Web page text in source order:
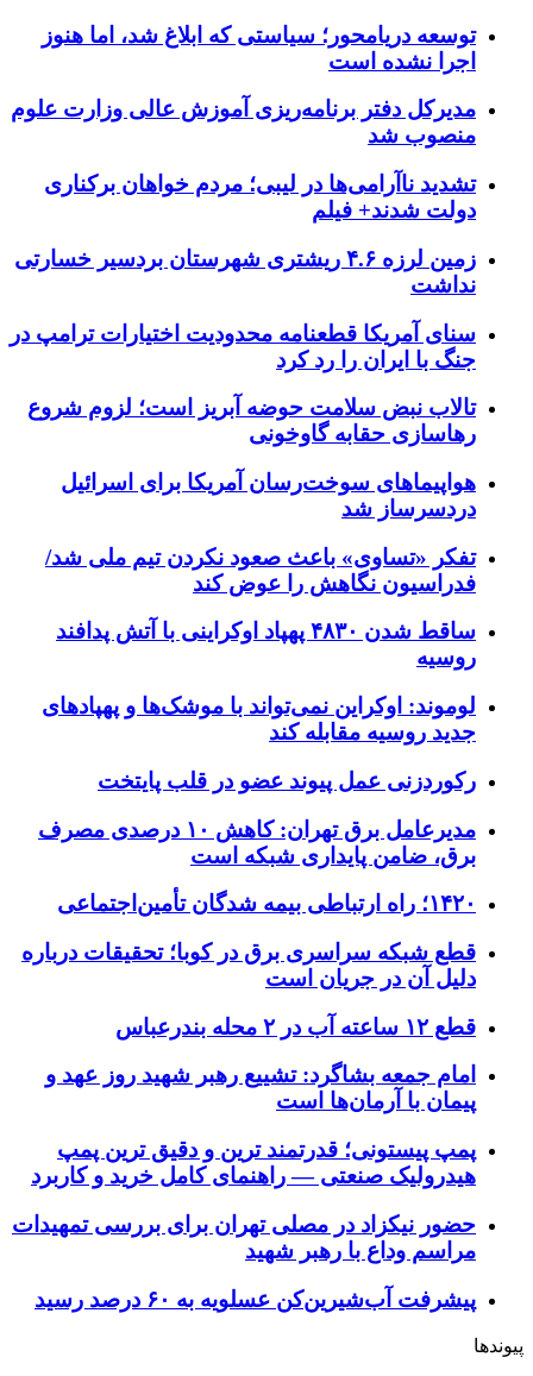
توسعه دریامحور؛ سیاستی که ابلاغ شد، اما هنوز
اجرا نشده است
مدیرکل دفتر برنامه‌ریزی آموزش عالی وزارت علوم
منصوب شد
تشدید ناآرامی‌ها در لیبی؛ مردم خواهان برکناری
دولت شدند+ فیلم
زمین لرزه ۴.۶ ریشتری شهرستان بردسیر خسارتی
نداشت
سنای آمریکا قطعنامه محدودیت اختیارات ترامپ در
جنگ با ایران را رد کرد
تالاب نبض سلامت حوضه آبریز است؛ لزوم شروع
رهاسازی حقابه گاوخونی
هواپیماهای سوخت‌رسان آمریکا برای اسرائیل
دردسرساز شد
تفکر «تساوی» باعث صعود نکردن تیم ملی شد/
فدراسیون نگاهش را عوض کند
ساقط شدن ۴۸۳۰ پهپاد اوکراینی با آتش پدافند
روسیه
لوموند: اوکراین نمی‌تواند با موشک‌ها و پهپادهای
جدید روسیه مقابله کند
رکوردزنی عمل پیوند عضو در قلب پایتخت
مدیرعامل برق تهران: کاهش ۱۰ درصدی مصرف
برق، ضامن پایداری شبکه است
۱۴۲۰؛ راه ارتباطی بیمه شدگان تأمین‌اجتماعی
قطع شبکه سراسری برق در کوبا؛ تحقیقات درباره
دلیل آن در جریان است
قطع ۱۲ ساعته آب در ۲ محله بندرعباس
امام جمعه بشاگرد: تشییع رهبر شهید روز عهد و
پیمان با آرمان‌ها است
پمپ پیستونی؛ قدرتمند ترین و دقیق‌ ترین پمپ
هیدرولیک صنعتی — راهنمای کامل خرید و کاربرد
حضور نیکزاد در مصلی تهران برای بررسی تمهیدات
مراسم وداع با رهبر شهید
پیشرفت آب‌شیرین‌کن عسلویه به ۶۰ درصد رسید
پیوندها